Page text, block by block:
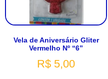
Vela de Aniversário Gliter
Vermelho Nº “6”
R$ 5,00